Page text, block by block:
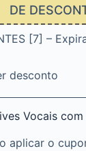
DE
[7] –
desconto
Vocais
aplicar o